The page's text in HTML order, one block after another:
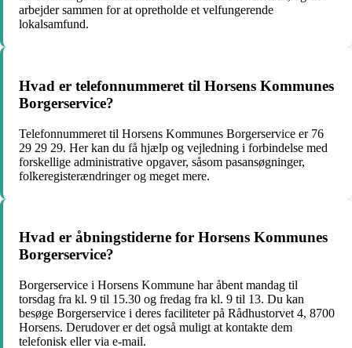
arbejder sammen for at opretholde et velfungerende
lokalsamfund.
Hvad er telefonnummeret til Horsens Kommunes
Borgerservice?
Telefonnummeret til Horsens Kommunes Borgerservice er 76
29 29 29. Her kan du få hjælp og vejledning i forbindelse med
forskellige administrative opgaver, såsom pasansøgninger,
folkeregisterændringer og meget mere.
Hvad er åbningstiderne for Horsens Kommunes
Borgerservice?
Borgerservice i Horsens Kommune har åbent mandag til
torsdag fra kl. 9 til 15.30 og fredag fra kl. 9 til 13. Du kan
besøge Borgerservice i deres faciliteter på Rådhustorvet 4, 8700
Horsens. Derudover er det også muligt at kontakte dem
telefonisk eller via e-mail.